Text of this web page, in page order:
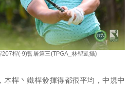
桿(-9)暫居第三(TPGA_林聖凱攝)
木桿丶鐵桿發揮得都很平均，中規中